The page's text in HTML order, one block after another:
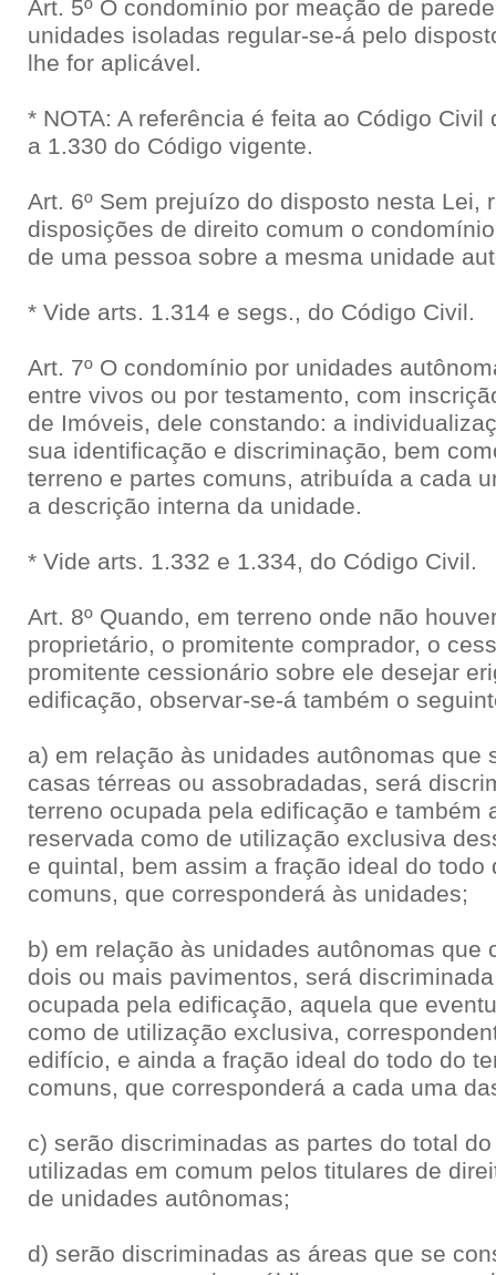
Art. 5º O condomínio por meação de
unidades isoladas regular-se-á pelo
lhe for aplicável.
* NOTA: A referência é feita ao Código
a 1.330 do Código vigente.
Art. 6º Sem prejuízo do disposto nesta Lei,
disposições de direito comum o
de uma pessoa sobre a mesma unidade
* Vide arts. 1.314 e segs., do Código Civil.
Art. 7º O condomínio por unidades
entre vivos ou por testamento, com
de Imóveis, dele constando: a
sua identificação e discriminação, bem
terreno e partes comuns, atribuída a cada
a descrição interna da unidade.
* Vide arts. 1.332 e 1.334, do Código Civil.
Art. 8º Quando, em terreno onde não
proprietário, o promitente comprador, o
promitente cessionário sobre ele desejar
edificação, observar-se-á também o
a) em relação às unidades autônomas que
casas térreas ou assobradadas, será
terreno ocupada pela edificação e também
reservada como de utilização exclusiva
e quintal, bem assim a fração ideal do todo
comuns, que corresponderá às unidades;
b) em relação às unidades autônomas que
dois ou mais pavimentos, será
ocupada pela edificação, aquela que
como de utilização exclusiva,
edifício, e ainda a fração ideal do todo do
comuns, que corresponderá a cada uma
c) serão discriminadas as partes do total
utilizadas em comum pelos titulares de
de unidades autônomas;
d) serão discriminadas as áreas que se